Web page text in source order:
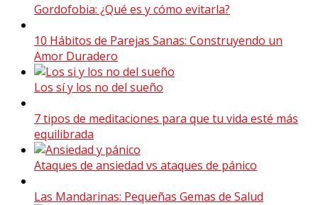
Gordofobia: ¿Qué es y cómo evitarla?
10 Hábitos de Parejas Sanas: Construyendo un
Amor Duradero
Los sí y los no del sueño
7 tipos de meditaciones para que tu vida esté más
equilibrada
Ataques de ansiedad vs ataques de pánico
Las Mandarinas: Pequeñas Gemas de Salud